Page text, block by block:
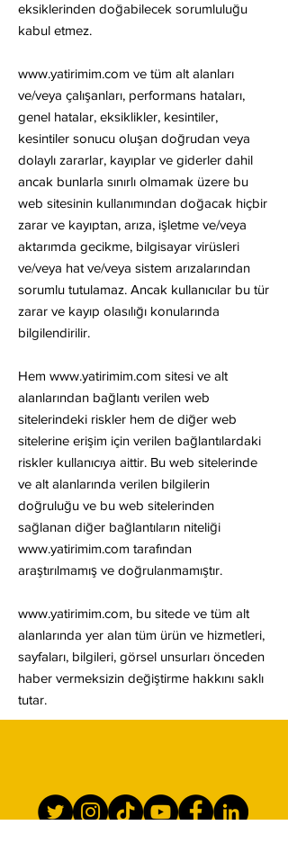
eksiklerinden doğabilecek sorumluluğu
kabul etmez.
www.yatirimim.com ve tüm alt alanları
ve/veya çalışanları, performans hataları,
genel hatalar, eksiklikler, kesintiler,
kesintiler sonucu oluşan doğrudan veya
dolaylı zararlar, kayıplar ve giderler dahil
ancak bunlarla sınırlı olmamak üzere bu
web sitesinin kullanımından doğacak hiçbir
zarar ve kayıptan, arıza, işletme ve/veya
aktarımda gecikme, bilgisayar virüsleri
ve/veya hat ve/veya sistem arızalarından
sorumlu tutulamaz. Ancak kullanıcılar bu tür
zarar ve kayıp olasılığı konularında
bilgilendirilir.
Hem www.yatirimim.com sitesi ve alt
alanlarından bağlantı verilen web
sitelerindeki riskler hem de diğer web
sitelerine erişim için verilen bağlantılardaki
riskler kullanıcıya aittir. Bu web sitelerinde
ve alt alanlarında verilen bilgilerin
doğruluğu ve bu web sitelerinden
sağlanan diğer bağlantıların niteliği
www.yatirimim.com tarafından
araştırılmamış ve doğrulanmamıştır.
www.yatirimim.com, bu sitede ve tüm alt
alanlarında yer alan tüm ürün ve hizmetleri,
sayfaları, bilgileri, görsel unsurları önceden
haber vermeksizin değiştirme hakkını saklı
tutar.